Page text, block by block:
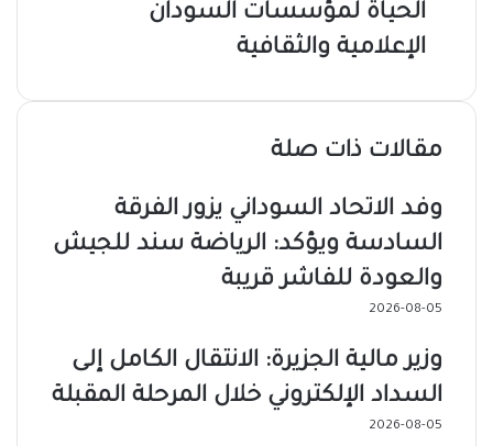
الحياة لمؤسسات السودان
الإعلامية والثقافية
مقالات ذات صلة
وفد الاتحاد السوداني يزور الفرقة
السادسة ويؤكد: الرياضة سند للجيش
والعودة للفاشر قريبة
2026-08-05
وزير مالية الجزيرة: الانتقال الكامل إلى
السداد الإلكتروني خلال المرحلة المقبلة
2026-08-05